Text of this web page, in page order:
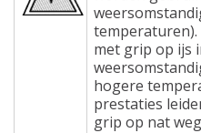
met grip op ijs
hogere
prestaties
grip op nat